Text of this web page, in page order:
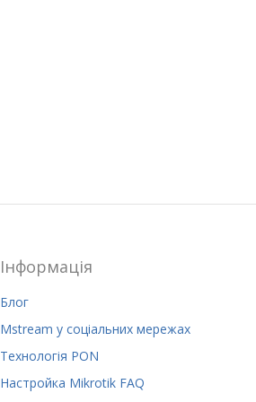
Iнформацiя
Блог
Mstream у соціальних мережах
Технологія PON
Настройка Mikrotik FAQ